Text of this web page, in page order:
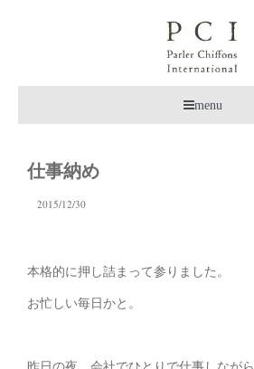
menu
仕事納め
2015/12/30
本格的に押し詰まって参りました。
お忙しい毎日かと。